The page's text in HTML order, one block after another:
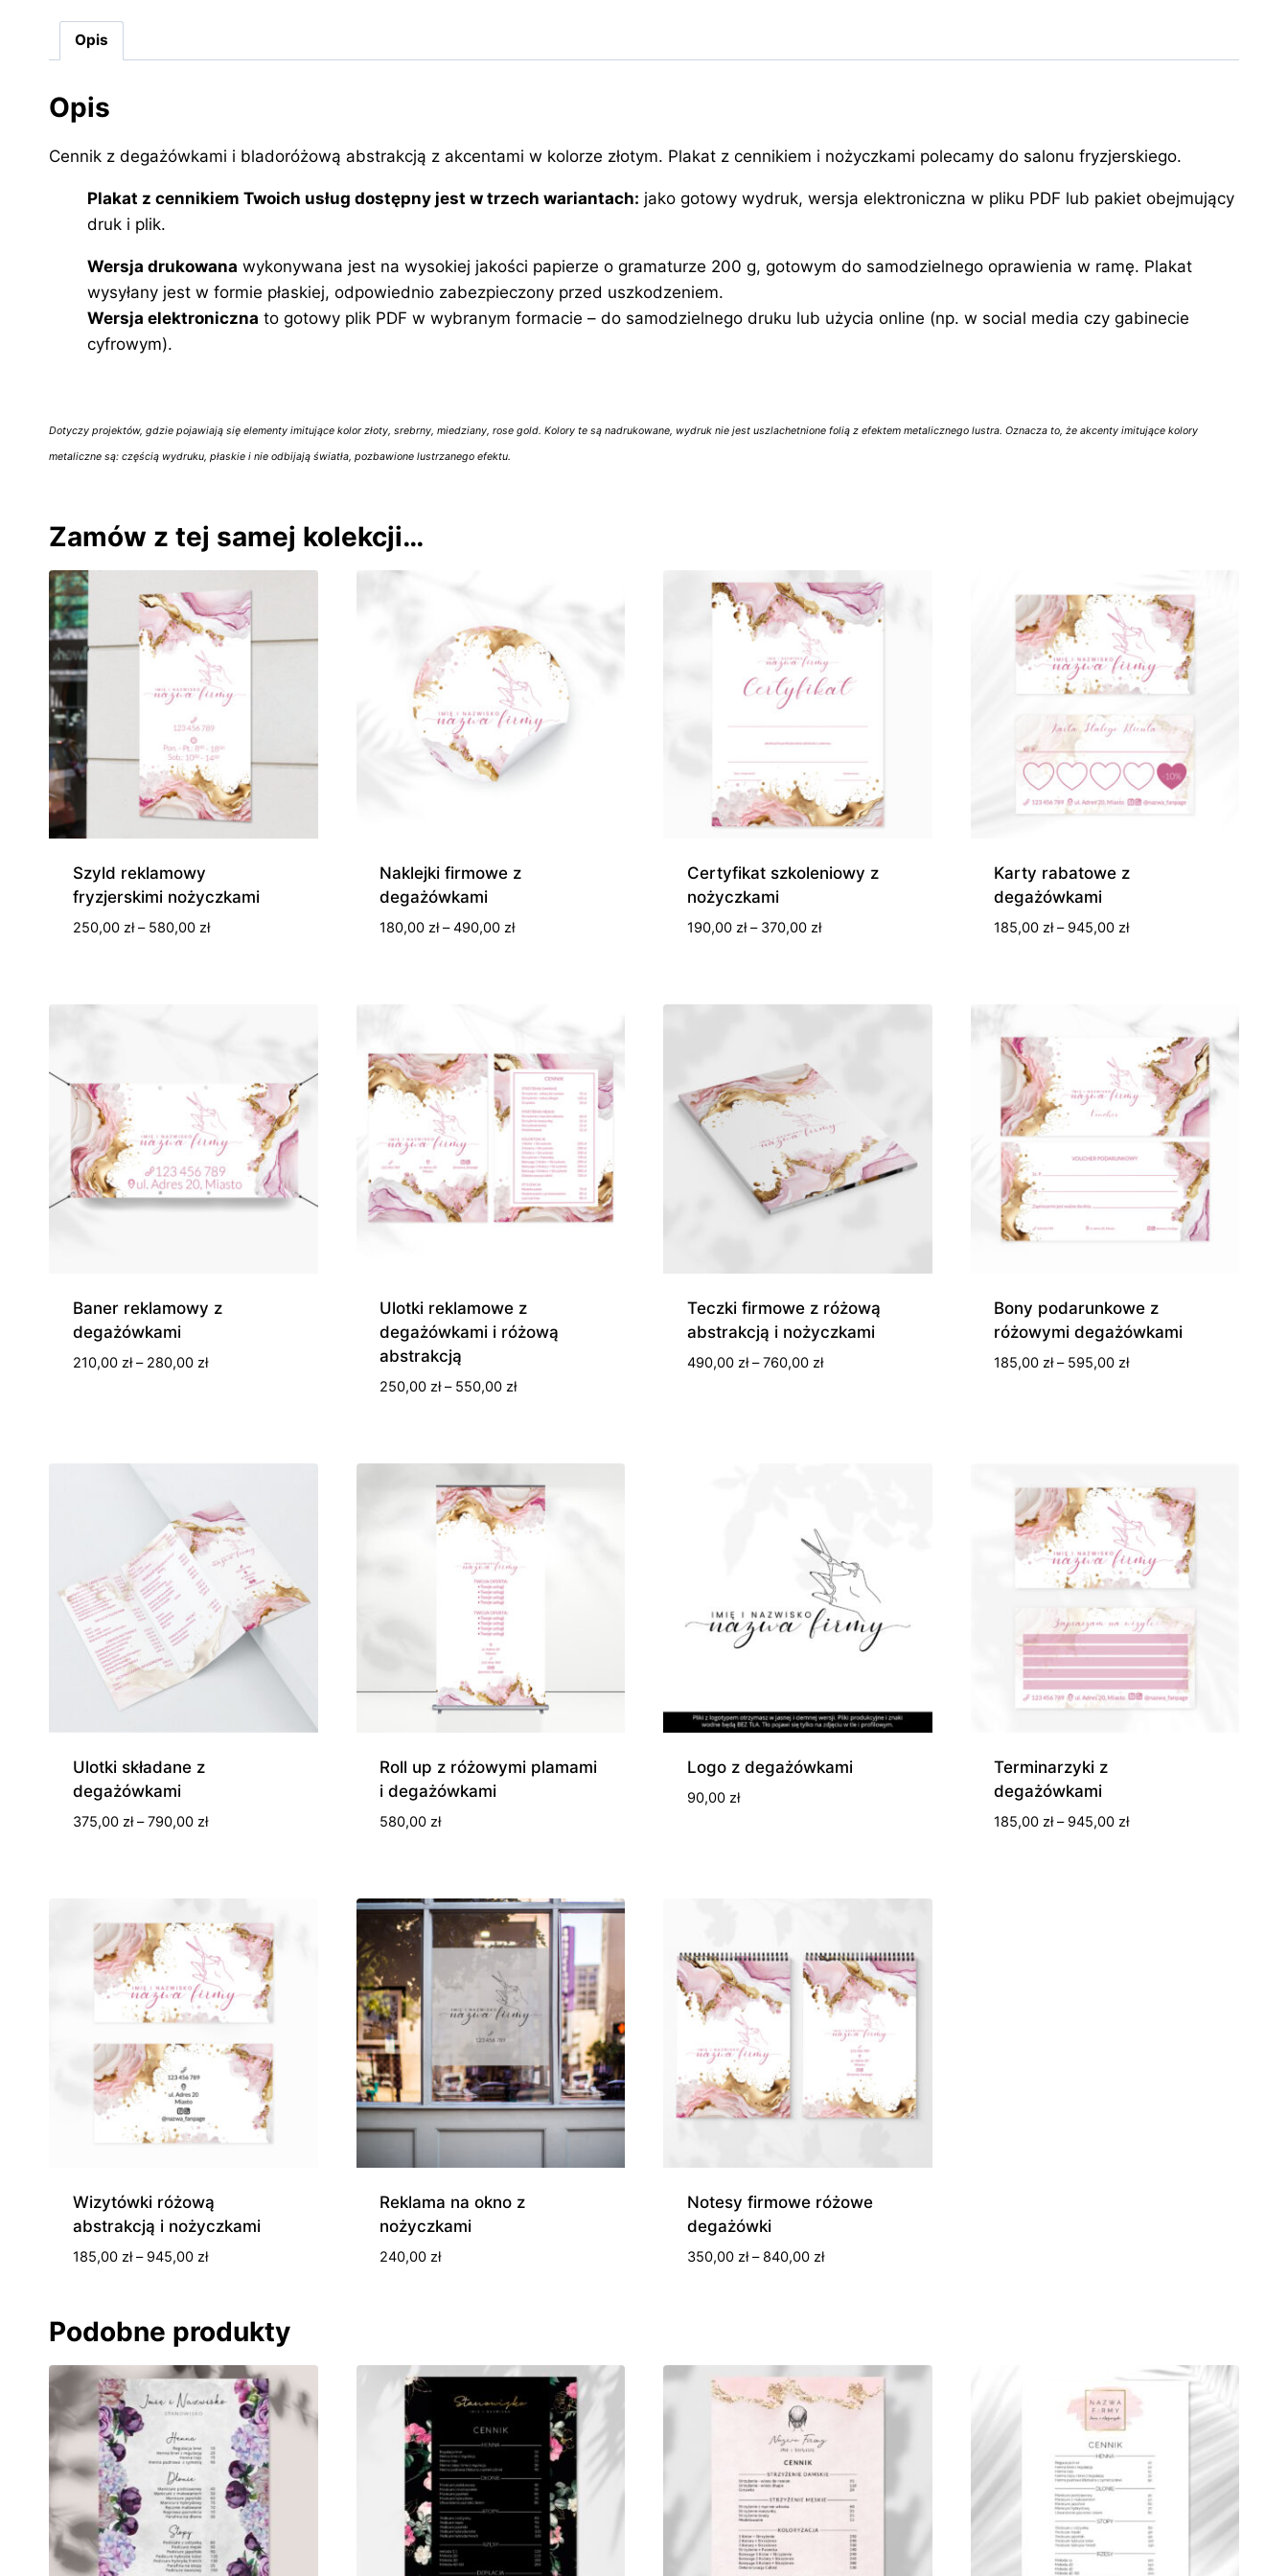
Opis
Opis
Cennik z degażówkami i bladoróżową abstrakcją z akcentami w kolorze złotym. Plakat z cennikiem i nożyczkami polecamy do salonu fryzjerskiego.
Plakat z cennikiem Twoich usług dostępny jest w trzech wariantach: jako gotowy wydruk, wersja elektroniczna w pliku PDF lub pakiet obejmujący
druk i plik.
Wersja drukowana wykonywana jest na wysokiej jakości papierze o gramaturze 200 g, gotowym do samodzielnego oprawienia w ramę. Plakat
wysyłany jest w formie płaskiej, odpowiednio zabezpieczony przed uszkodzeniem.
Wersja elektroniczna to gotowy plik PDF w wybranym formacie – do samodzielnego druku lub użycia online (np. w social media czy gabinecie
cyfrowym).
Dotyczy projektów, gdzie pojawiają się elementy imitujące kolor złoty, srebrny, miedziany, rose gold. Kolory te są nadrukowane, wydruk nie jest uszlachetnione folią z efektem metalicznego lustra. Oznacza to, że akcenty imitujące kolory
metaliczne są: częścią wydruku, płaskie i nie odbijają światła, pozbawione lustrzanego efektu.
Zamów z tej samej kolekcji…
Szyld reklamowy
fryzjerskimi nożyczkami
250,00 zł – 580,00 złZakres
Naklejki firmowe z
degażówkami
180,00 zł – 490,00 złZakres
Certyfikat szkoleniowy z
nożyczkami
190,00 zł – 370,00 złZakres
Karty rabatowe z
degażówkami
185,00 zł – 945,00 złZakres
945,00 zł
Baner reklamowy z
degażówkami
210,00 zł – 280,00 złZakres
Ulotki reklamowe z
degażówkami i różową
abstrakcją
250,00 zł – 550,00 złZakres
550,00 zł
Teczki firmowe z różową
abstrakcją i nożyczkami
490,00 zł – 760,00 złZakres
Bony podarunkowe z
różowymi degażówkami
185,00 zł – 595,00 złZakres
Ulotki składane z
degażówkami
375,00 zł – 790,00 złZakres
790,00 zł
Roll up z różowymi plamami
i degażówkami
580,00 zł
Logo z degażówkami
90,00 zł
Terminarzyki z
degażówkami
185,00 zł – 945,00 złZakres
Wizytówki różową
abstrakcją i nożyczkami
185,00 zł – 945,00 złZakres
185,00 zł
do
945,00 zł
Reklama na okno z
nożyczkami
240,00 zł
Notesy firmowe różowe
degażówki
350,00 zł – 840,00 złZakres
840,00 zł
Podobne produkty